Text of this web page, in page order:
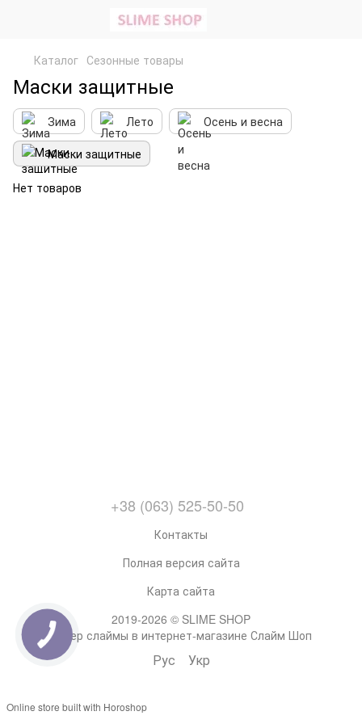
Каталог Сезонные товары
Маски защитные
Зима Лето
Осень и весна
Маски защитные
Нет товаров
+38 (063) 525-50-50
Контакты
Полная версия сайта
Карта сайта
2019-2026 © SLIME SHOP
Супер слаймы в интернет-магазине Слайм Шоп
Рус Укр
Online store built with Horoshop